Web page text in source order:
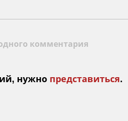
комментария
нужно представиться.